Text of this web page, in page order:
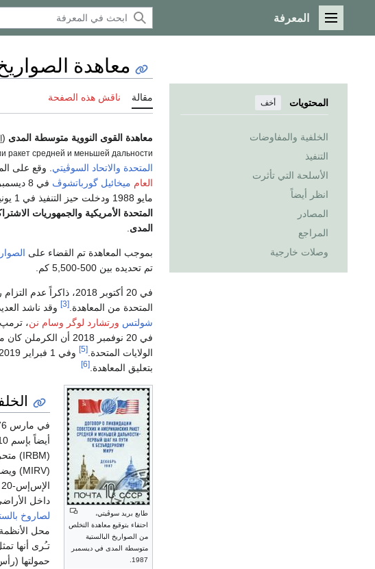
القائمة الرئيسية
المعرفة
المحتويات أخف
الخلفية والمفاوضات
التنفيذ
الأسلحة التي تأثرت
انظر أيضاً
المصادر
المراجع
وصلات خارجية
معاهدة
مقالة ناقش هذه الصفحة
معاهدة القوى النووية متوسطة المدى (
ракет средней и меньшей дальности
المتحدة والاتحاد السوڤيتي . وقع على
العام ميخائيل گورباتشوڤ في 8 ديسمبر 1987، وتم التصديق عليها من قبل
مايو 1988 ودخلت حيز التنفيذ في 1 يونيو من العام نفسه. الاسم الرسمي للمعاهدة هو
المتحدة الأمريكية والجمهوريات
المدى
بموجب المعاهدة تم القضاء على
تم تحديده بين 500-5,500 كم.
في 20 أكتوبر 2018، ذاكراً عدم التزام روسيا، أعلن الرئيس الأمريكي
المتحدة من المعاهدة. [3] وقد ناشد
شولتس ورتشارد لوگر وسام نن، ترمپ
في 20 نوفمبر 2018
الولايات المتحدة. [5] وفي 1 فبراير 2019، أعلن وزير الخارجية الأمريكي
بتعليق المعاهدة. [6]
طابع بريد سوڤيتي،
احتفاء بتوقيع معاهدة التخلص
من الصواريخ البالستية
متوسطة المدى في ديسمبر
1987.
في مارس 1976، نشر الاتحاد السوڤيتي، لأول مرة،
أيضاً بإسم RSD-10) في أراضيه الأوروپية، وهو
(IRBM) متحرك يمكن إخفاؤه وله
(MIRV) ويضم ثلاث رؤوس حربية نووية قدرة كل منهم 150 كيلوطن.
داخل
لصاروخ
محل الأنظمة
تـُرى أنها
حمولتها